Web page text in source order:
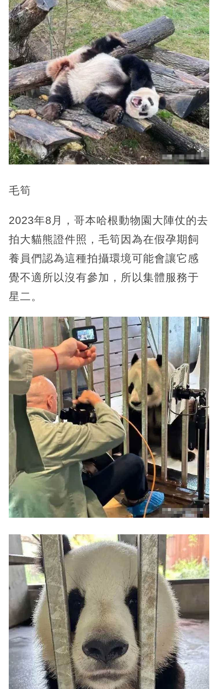
毛筍
2023年8月，哥本哈根動物園大陣仗的去
拍大貓熊證件照，毛筍因為在假孕期飼
養員們認為這種拍攝環境可能會讓它感
覺不適所以沒有參加，所以集體服務于
星二。